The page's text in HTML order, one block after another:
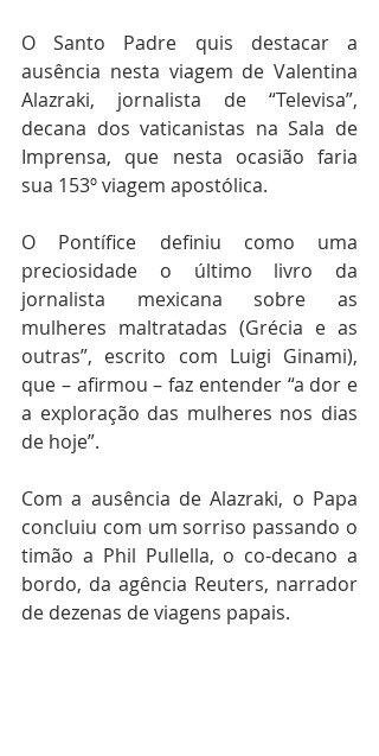
O Santo Padre quis destacar a
ausência nesta viagem de Valentina
Alazraki, jornalista de “Televisa”,
decana dos vaticanistas na Sala de
Imprensa, que nesta ocasião faria
sua 153º viagem apostólica.
O Pontífice definiu como uma
preciosidade o último livro da
jornalista mexicana sobre as
mulheres maltratadas (Grécia e as
outras”, escrito com Luigi Ginami),
que – afirmou – faz entender “a dor e
a exploração das mulheres nos dias
de hoje”.
Com a ausência de Alazraki, o Papa
concluiu com um sorriso passando o
timão a Phil Pullella, o co-decano a
bordo, da agência Reuters, narrador
de dezenas de viagens papais.